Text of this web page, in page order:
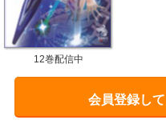
12巻配信中
会員登録して